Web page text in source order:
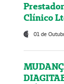
Clínico
01 de